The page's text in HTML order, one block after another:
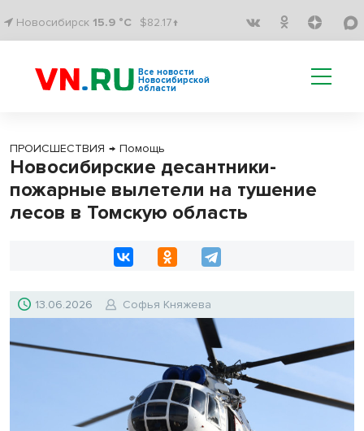
Новосибирск 15.9 °C $82.17↑
Все новости
Новосибирской
области
ПРОИСШЕСТВИЯ → Помощь
Новосибирские десантники-
пожарные вылетели на тушение
лесов в Томскую область
13.06.2026 Софья Княжева